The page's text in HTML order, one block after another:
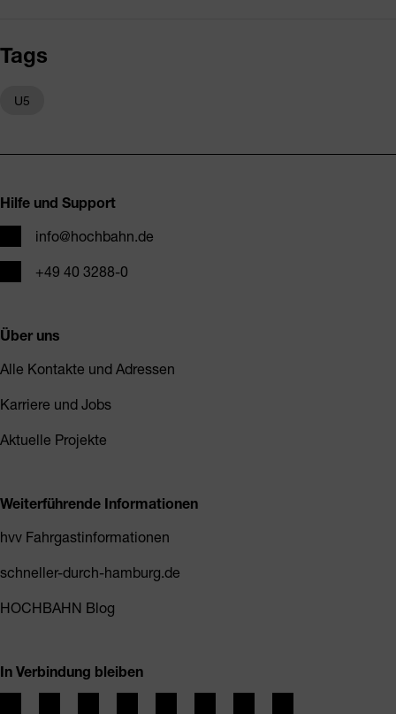
Tags
U5
Hilfe und Support
E-Mailinfo@hochbahn.de
Telefon+49 40 3288-0
Über uns
Alle Kontakte und Adressen
Karriere und Jobs
Aktuelle Projekte
Weiterführende Informationen
hvv Fahrgastinformationen
schneller-durch-hamburg.de
HOCHBAHN Blog
In Verbindung bleiben